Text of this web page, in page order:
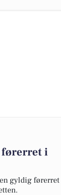
førerret i
gyldig førerret